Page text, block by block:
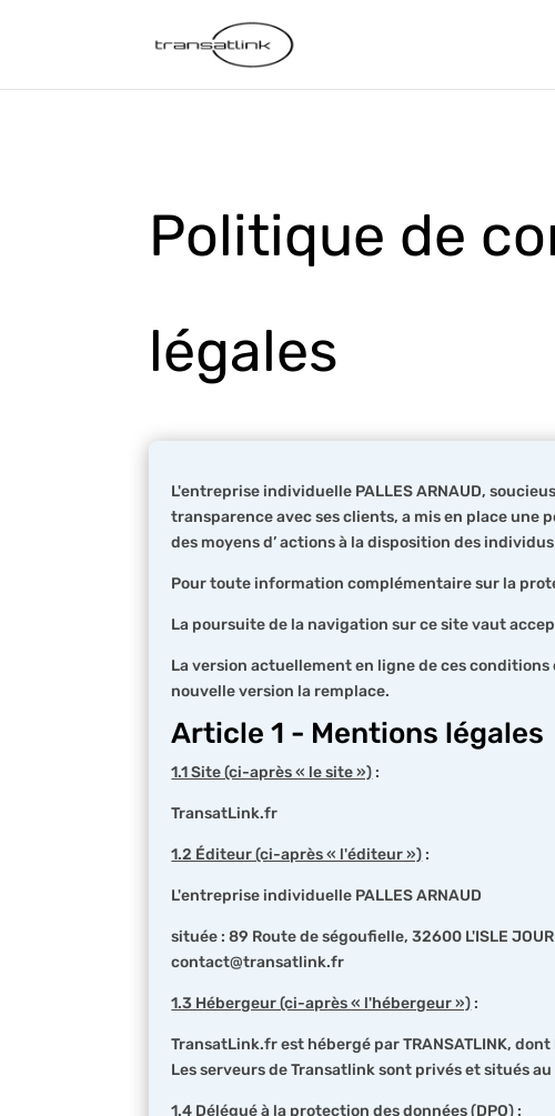
Politique de
légales
L'entreprise individuelle PALLES ARNAUD,
transparence avec ses clients, a mis en place une
des moyens d’ actions à la disposition des
Pour toute information complémentaire sur la
La poursuite de la navigation sur ce site vaut
La version actuellement en ligne de ces
nouvelle version la remplace.
Article 1 - Mentions légales
1.1 Site (ci-après « le site ») :
TransatLink.fr
1.2 Éditeur (ci-après « l'éditeur ») :
L'entreprise individuelle PALLES ARNAUD
située : 89 Route de ségoufielle, 32600 L'ISLE
contact@transatlink.fr
1.3 Hébergeur (ci-après « l'hébergeur ») :
TransatLink.fr est hébergé par TRANSATLINK,
Les serveurs de Transatlink sont privés et situés au
1.4 Délégué à la protection des données (DPO) :